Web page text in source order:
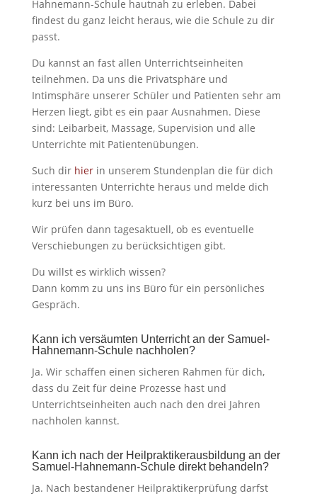
Hahnemann-Schule hautnah zu erleben. Dabei
findest du ganz leicht heraus, wie die Schule zu dir
passt.
Du kannst an fast allen Unterrichtseinheiten
teilnehmen. Da uns die Privatsphäre und
Intimsphäre unserer Schüler und Patienten sehr am
Herzen liegt, gibt es ein paar Ausnahmen. Diese
sind: Leibarbeit, Massage, Supervision und alle
Unterrichte mit Patientenübungen.
Such dir hierin unserem Stundenplan die für dich
interessanten Unterrichte heraus und melde dich
kurz bei uns im Büro.
Wir prüfen dann tagesaktuell, ob es eventuelle
Verschiebungen zu berücksichtigen gibt.
Du willst es wirklich wissen?
Dann komm zu uns ins Büro für ein persönliches
Gespräch.
Kann ich versäumten Unterricht an der Samuel-
Hahnemann-Schule nachholen?
Ja. Wir schaffen einen sicheren Rahmen für dich,
dass du Zeit für deine Prozesse hast und
Unterrichtseinheiten auch nach den drei Jahren
nachholen kannst.
Kann ich nach der Heilpraktikerausbildung an der
Samuel-Hahnemann-Schule direkt behandeln?
Ja. Nach bestandener Heilpraktikerprüfung darfst